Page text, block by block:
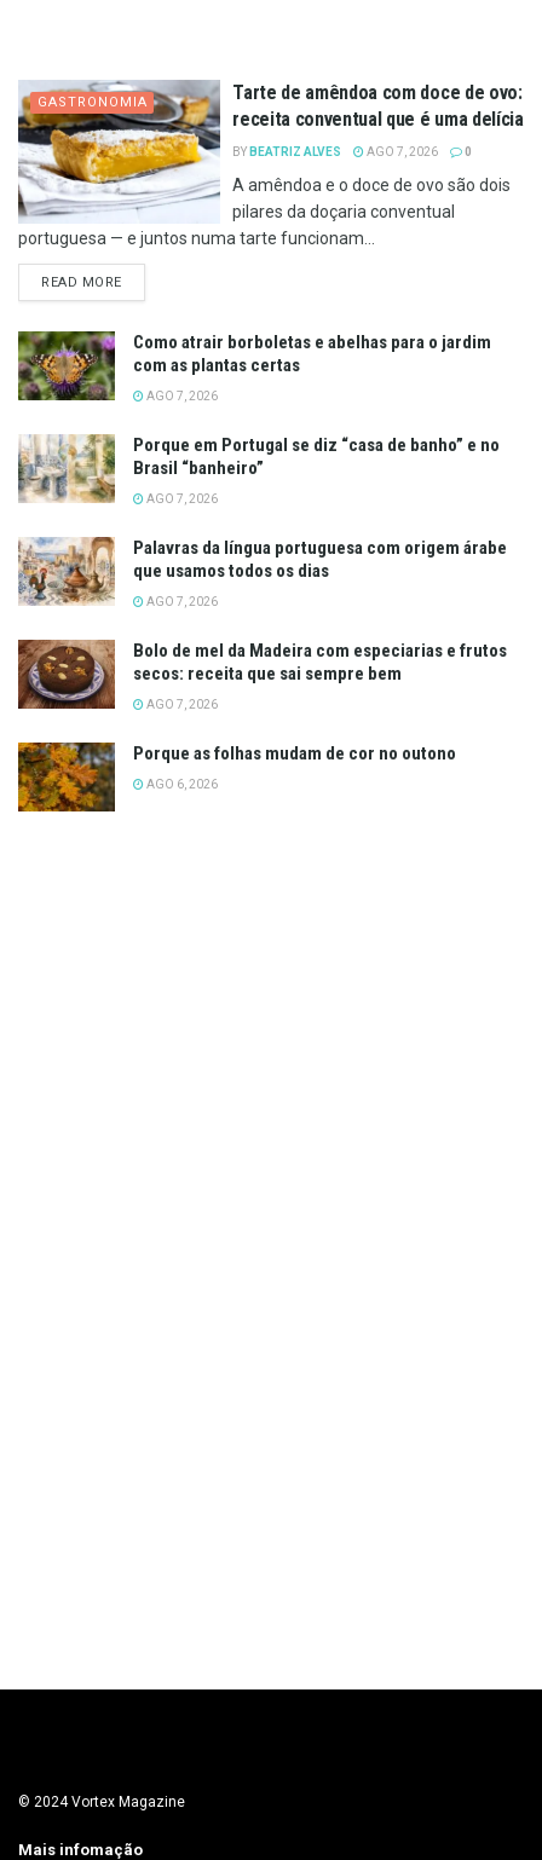
GASTRONOMIA
Tarte de amêndoa com doce de ovo:
receita conventual que é uma delícia
BY BEATRIZ ALVES AGO 7, 2026 0
A amêndoa e o doce de ovo são dois
pilares da doçaria conventual
portuguesa — e juntos numa tarte funcionam...
READ MOREDETAILS
Como atrair borboletas e abelhas para o jardim
com as plantas certas
AGO 7, 2026
Porque em Portugal se diz “casa de banho” e no
Brasil “banheiro”
AGO 7, 2026
Palavras da língua portuguesa com origem árabe
que usamos todos os dias
AGO 7, 2026
Bolo de mel da Madeira com especiarias e frutos
secos: receita que sai sempre bem
AGO 7, 2026
Porque as folhas mudam de cor no outono
AGO 6, 2026
© 2024 Vortex Magazine
Mais infomação